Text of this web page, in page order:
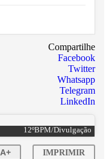
Compartilhe
Facebook
Twitter
Whatsapp
Telegram
LinkedIn
12ºBPM/Divulgação
A+ IMPRIMIR